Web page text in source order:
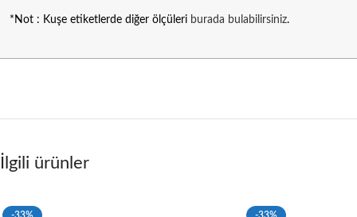
*Not : Kuşe etiketlerde diğer ölçüleri burada bulabilirsiniz.
İlgili ürünler